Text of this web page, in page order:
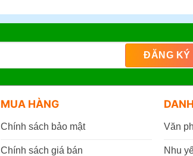
MUA HÀNG
Chính sách bảo mật
Chính sách giá bán
Văn
Nhu